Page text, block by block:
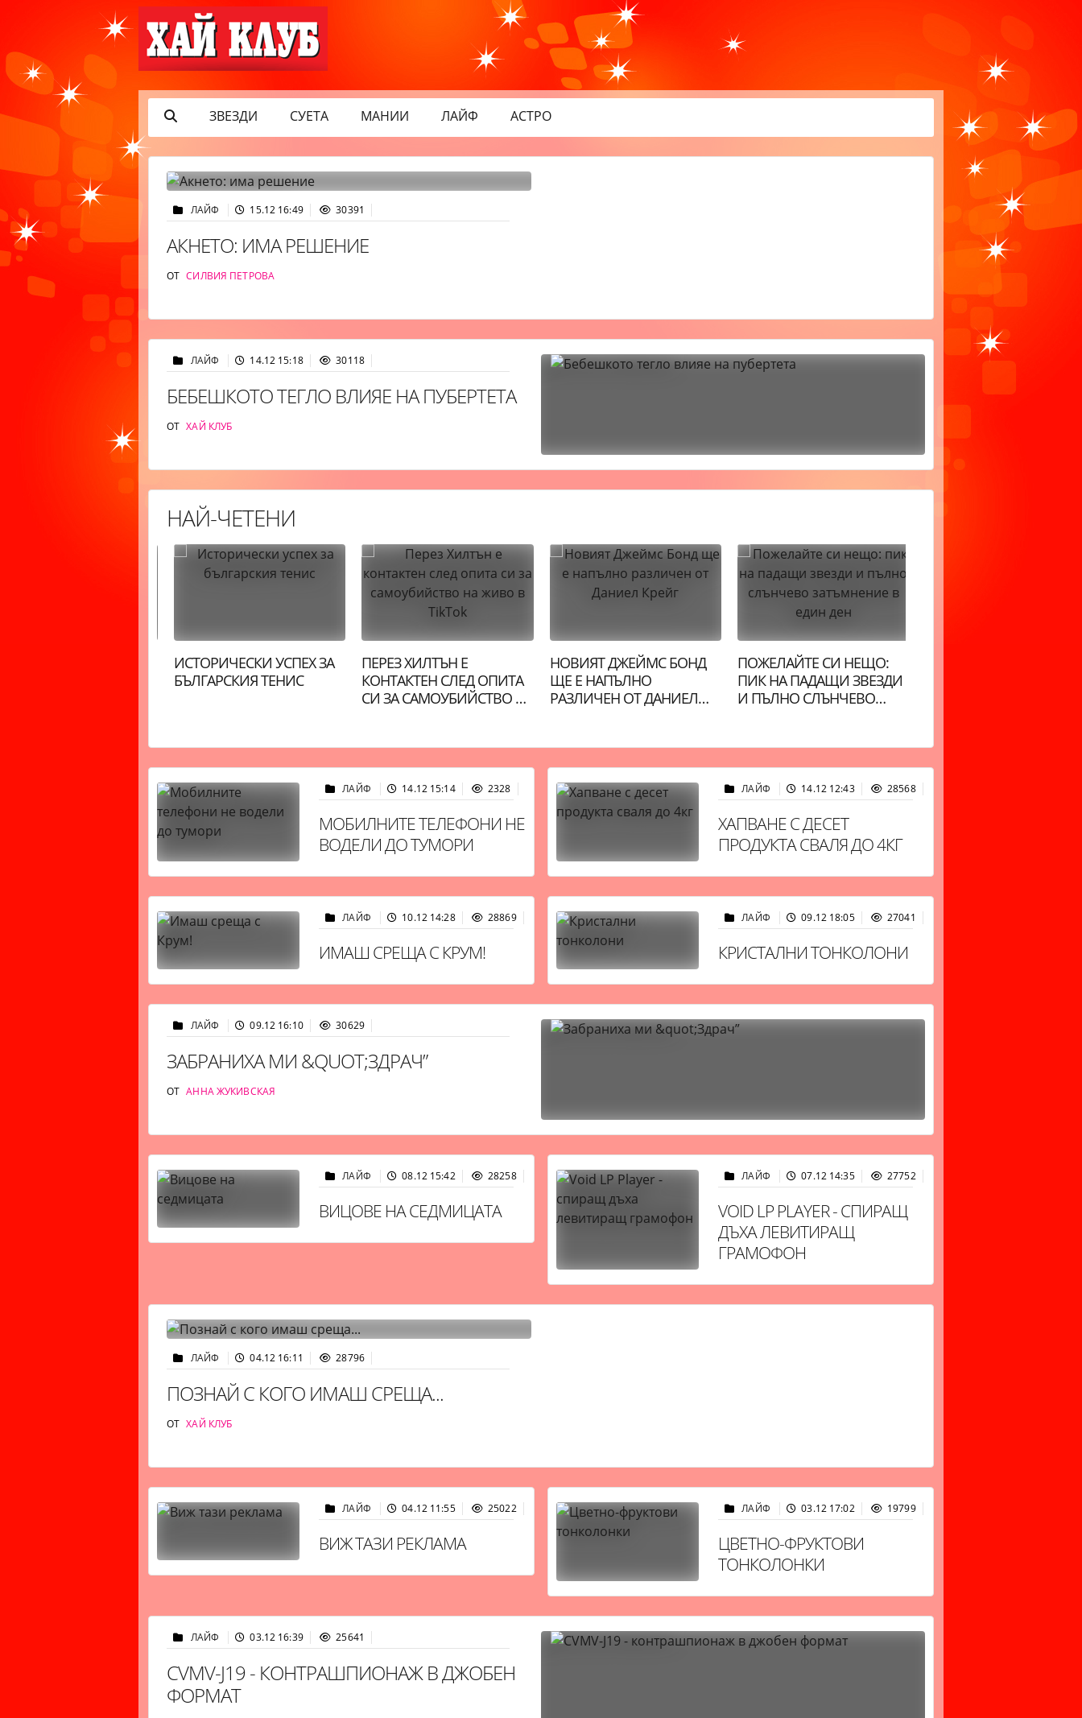
ЗВЕЗДИ СУЕТА МАНИИ ЛАЙФ АСТРО
ЛАЙФ 15.12 16:49 30391
АКНЕТО: ИМА РЕШЕНИЕ
ОТ СИЛВИЯ ПЕТРОВА
ЛАЙФ 14.12 15:18 30118
БЕБЕШКОТО ТЕГЛО ВЛИЯЕ НА ПУБЕРТЕТА
ОТ ХАЙ КЛУБ
НАЙ-ЧЕТЕНИ
ИСТОРИЧЕСКИ УСПЕХ ЗА
БЪЛГАРСКИЯ ТЕНИС
ПЕРЕЗ ХИЛТЪН Е
КОНТАКТЕН СЛЕД ОПИТА
СИ ЗА САМОУБИЙСТВО НА
НОВИЯТ ДЖЕЙМС БОНД
ЩЕ Е НАПЪЛНО
РАЗЛИЧЕН ОТ ДАНИЕЛ
ПОЖЕЛАЙТЕ СИ НЕЩО:
ПИК НА ПАДАЩИ ЗВЕЗДИ
И ПЪЛНО СЛЪНЧЕВО
ЛАЙФ 14.12 15:14 2328
МОБИЛНИТЕ ТЕЛЕФОНИ НЕ
ВОДЕЛИ ДО ТУМОРИ
ЛАЙФ 14.12 12:43 28568
ХАПВАНЕ С ДЕСЕТ
ПРОДУКТА СВАЛЯ ДО 4КГ
ЛАЙФ 10.12 14:28 28869
ИМАШ СРЕЩА С КРУМ!
ЛАЙФ 09.12 18:05 27041
КРИСТАЛНИ ТОНКОЛОНИ
ЛАЙФ 09.12 16:10 30629
ЗАБРАНИХА МИ &QUOT;ЗДРАЧ”
ОТ АННА ЖУКИВСКАЯ
ЛАЙФ 08.12 15:42 28258
ВИЦОВЕ НА СЕДМИЦАТА
ЛАЙФ 07.12 14:35 27752
VOID LP PLAYER - СПИРАЩ
ДЪХА ЛЕВИТИРАЩ
ГРАМОФОН
ЛАЙФ 04.12 16:11 28796
ПОЗНАЙ С КОГО ИМАШ СРЕЩА...
ОТ ХАЙ КЛУБ
ЛАЙФ 04.12 11:55 25022
ВИЖ ТАЗИ РЕКЛАМА
ЛАЙФ 03.12 17:02 19799
ЦВЕТНО-ФРУКТОВИ
ТОНКОЛОНКИ
ЛАЙФ 03.12 16:39 25641
CVMV-J19 - КОНТРАШПИОНАЖ В ДЖОБЕН
ФОРМАТ